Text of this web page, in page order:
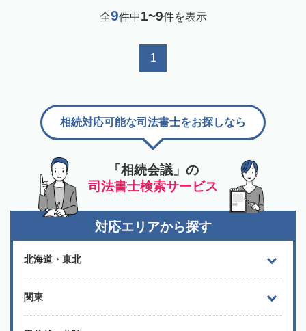
全9件中1~9件を表示
1
「相続会議」の
司法書士検索サービス
相続対応可能な司法書士をお探しなら
対応エリアから探す
北海道・東北
関東